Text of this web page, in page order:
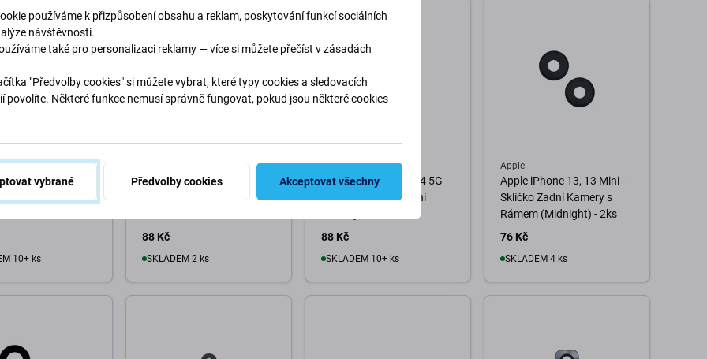
16 Pro -
Kamery (3ks)
10+ ks
Apple
Apple iPhone 15 Pro -
Sklíčko Zadní Kamery (3ks)
88 Kč
SKLADEM 2 ks
Samsung
Samsung Galaxy A54 5G
A546B - Sklíčko Zadní
88 Kč
SKLADEM 10+ ks
Apple
Apple iPhone 13, 13 Mini -
Sklíčko Zadní Kamery s
Rámem (Midnight) - 2ks
76 Kč
SKLADEM 4 ks
používáme k přizpůsobení obsahu a reklam, poskytování funkcí sociálních
návštěvnosti.
také pro personalizaci reklamy — více si můžete přečíst vzásadách
"Předvolby cookies" si můžete vybrat, které typy cookies a sledovacích
povolíte. Některé funkce nemusí správně fungovat, pokud jsou některé cookies
vybrané Předvolby cookies Akceptovat všechny